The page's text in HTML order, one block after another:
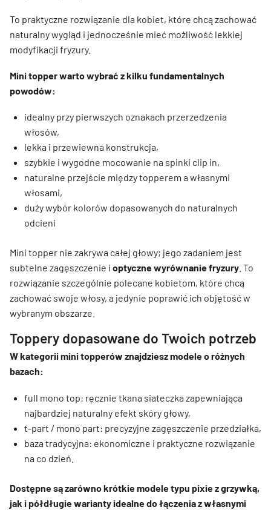
To praktyczne rozwiązanie dla kobiet, które chcą zachować
naturalny wygląd i jednocześnie mieć możliwość lekkiej
modyfikacji fryzury.
Mini topper warto wybrać z kilku fundamentalnych
powodów:
idealny przy pierwszych oznakach przerzedzenia
włosów,
lekka i przewiewna konstrukcja,
szybkie i wygodne mocowanie na spinki clip in,
naturalne przejście między topperem a własnymi
włosami,
duży wybór kolorów dopasowanych do naturalnych
odcieni
Mini topper nie zakrywa całej głowy; jego zadaniem jest
subtelne zagęszczenie i optyczne wyrównanie fryzury . To
rozwiązanie szczególnie polecane kobietom, które chcą
zachować swoje włosy, a jedynie poprawić ich objętość w
wybranym obszarze.
Toppery dopasowane do Twoich potrzeb
W kategorii mini topperów znajdziesz modele o różnych
bazach:
full mono top: ręcznie tkana siateczka zapewniająca
najbardziej naturalny efekt skóry głowy,
t-part / mono part: precyzyjne zagęszczenie przedziałka,
baza tradycyjna: ekonomiczne i praktyczne rozwiązanie
na co dzień.
Dostępne są zarówno krótkie modele typu pixie z grzywką,
jak i półdługie warianty idealne do łączenia z własnymi